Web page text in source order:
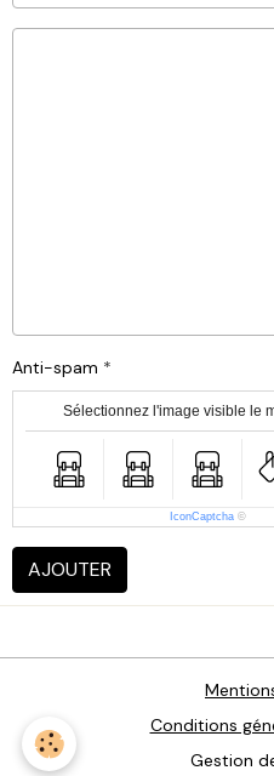
Anti-spam
Sélectionnez l'image visible le
IconCaptcha ©
AJOUTER
Conditions
Gestion